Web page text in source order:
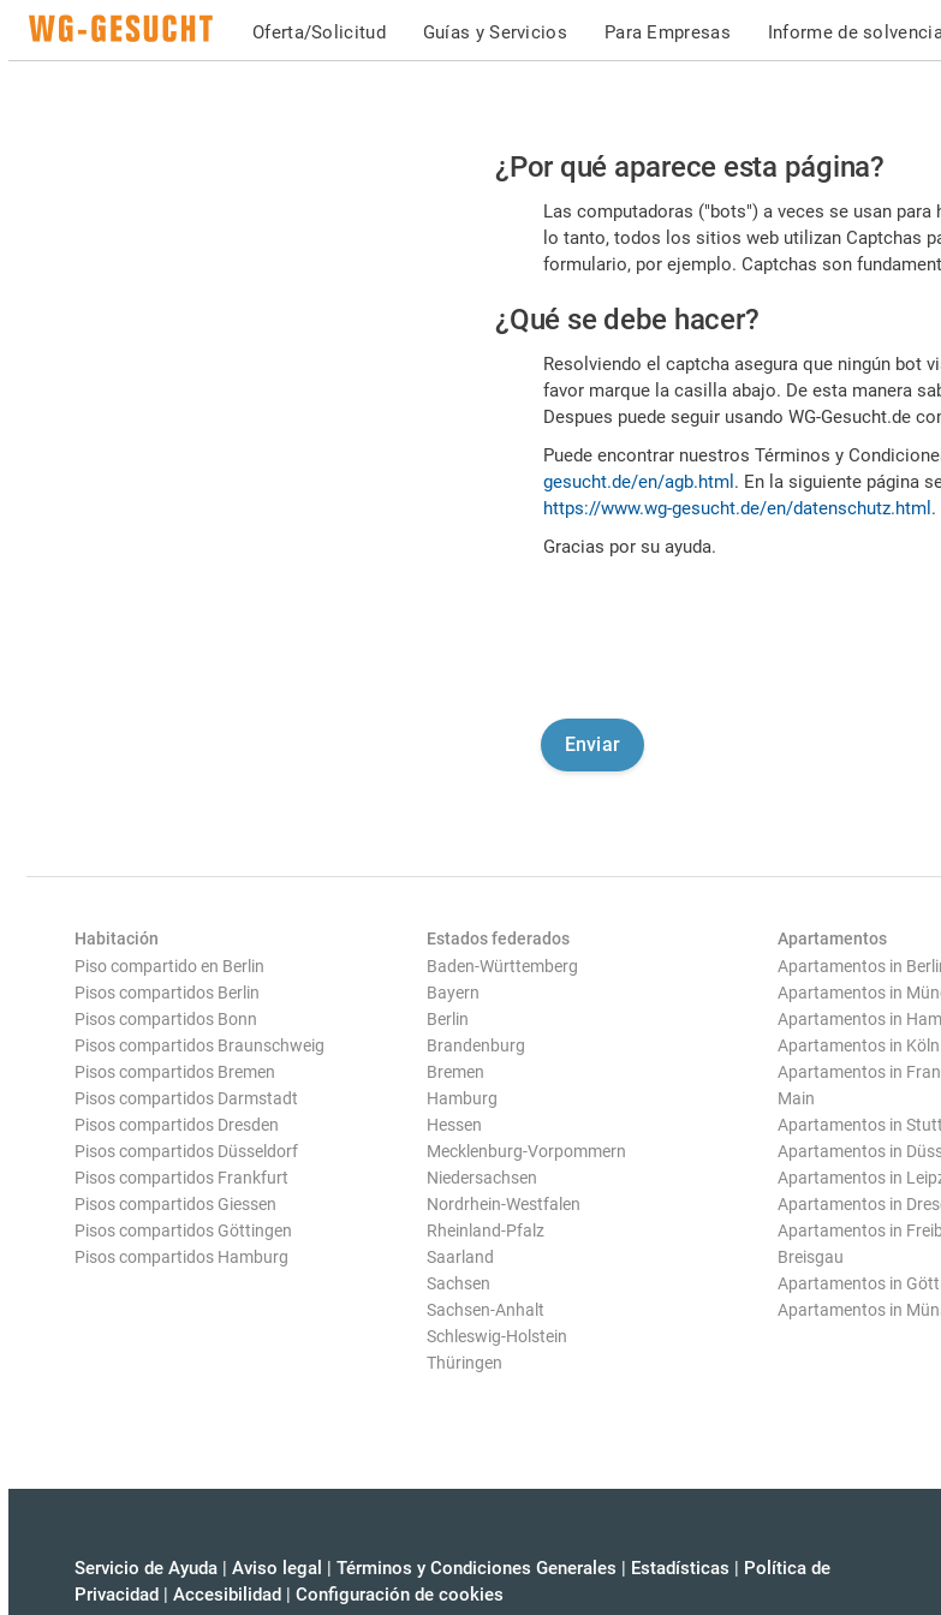
Oferta/Solicitud Guías y Servicios Para Empresas Informe de
Por
favor,
confirme
es
humano
¿Por qué aparece esta página?
Las computadoras ("bots") a veces se usan
lo tanto, todos los sitios web utilizan Captchas
formulario, por ejemplo. Captchas son
¿Qué se debe hacer?
Resolviendo el captcha asegura que ningún bot
favor marque la casilla abajo. De esta manera
Despues puede seguir usando WG-Gesucht.de
Puede encontrar nuestros Términos y
gesucht.de/en/agb.html . En la siguiente página
https://www.wg-gesucht.de/en/datenschutz.html .
Gracias por su ayuda.
Habitación
Piso compartido en Berlin
Pisos compartidos Berlin
Pisos compartidos Bonn
Pisos compartidos Braunschweig
Pisos compartidos Bremen
Pisos compartidos Darmstadt
Pisos compartidos Dresden
Pisos compartidos Düsseldorf
Pisos compartidos Frankfurt
Pisos compartidos Giessen
Pisos compartidos Göttingen
Pisos compartidos Hamburg
Estados federados
Baden-Württemberg
Bayern
Berlin
Brandenburg
Bremen
Hamburg
Hessen
Mecklenburg-Vorpommern
Niedersachsen
Nordrhein-Westfalen
Rheinland-Pfalz
Saarland
Sachsen
Sachsen-Anhalt
Schleswig-Holstein
Thüringen
Apartamentos
Apartamentos in
Apartamentos in
Apartamentos in
Apartamentos in Köln
Apartamentos in
Main
Apartamentos in
Apartamentos in
Apartamentos in
Apartamentos in
Apartamentos in
Breisgau
Apartamentos in
Apartamentos in
Servicio de Ayuda | Aviso legal | Términos y Condiciones Generales | Estadísticas | Política de
Privacidad | Accesibilidad | Configuración de cookies